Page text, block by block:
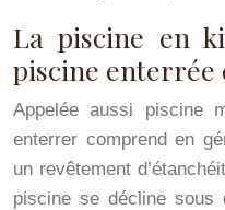
La piscine en
piscine enterrée
Appelée aussi piscine
enterrer comprend en
un revêtement
piscine se décline sous